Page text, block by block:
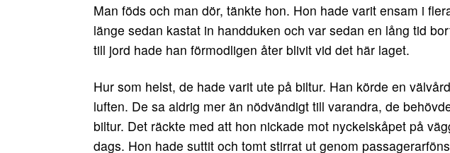
Man föds och man dör, tänkte hon. Hon hade varit ensam i
länge sedan kastat in handduken och var sedan en lång tid
till jord hade han förmodligen åter blivit vid det här laget.
Hur som helst, de hade varit ute på biltur. Han körde en
luften. De sa aldrig mer än nödvändigt till varandra, de
biltur. Det räckte med att hon nickade mot nyckelskåpet på
dags. Hon hade suttit och tomt stirrat ut genom